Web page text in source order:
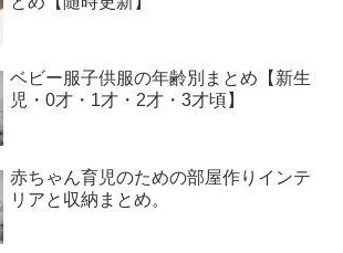
ベビー服子供服の年齢別まとめ【新生
児・0才・1才・2才・3才頃】
赤ちゃん育児のための部屋作りインテ
リアと収納まとめ。